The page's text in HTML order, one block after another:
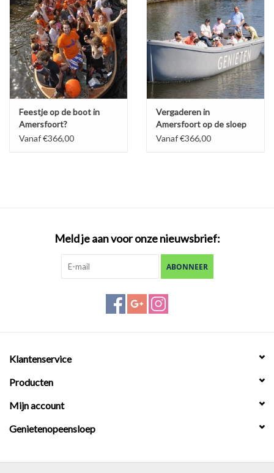
Feestje op de boot in
Amersfoort?
Vanaf €366,00
Vergaderen in
Amersfoort op de sloep
Vanaf €366,00
Meld je aan voor onze nieuwsbrief:
ABONNEER
Klantenservice
Producten
Mijn account
Genietenopeensloep